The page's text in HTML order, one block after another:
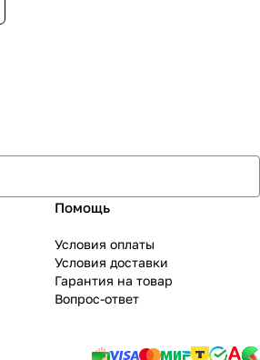
Помощь
Условия оплаты
Условия доставки
Гарантия на товар
Вопрос-ответ